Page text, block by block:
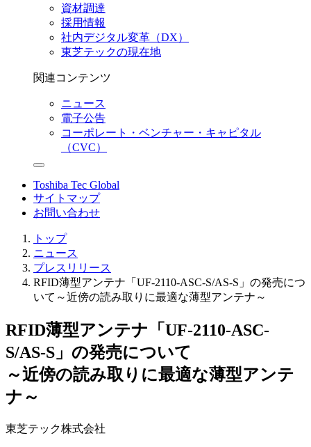
資材調達
採用情報
社内デジタル変革（DX）
東芝テックの現在地
関連コンテンツ
ニュース
電子公告
コーポレート・ベンチャー・キャピタル
（CVC）
Toshiba Tec Global
サイトマップ
お問い合わせ
トップ
ニュース
プレスリリース
RFID薄型アンテナ「UF-2110-ASC-S/AS-S」の発売につ
いて～近傍の読み取りに最適な薄型アンテナ～
RFID薄型アンテナ「UF-2110-ASC-
S/AS-S」の発売について
～近傍の読み取りに最適な薄型アンテ
ナ～
東芝テック株式会社